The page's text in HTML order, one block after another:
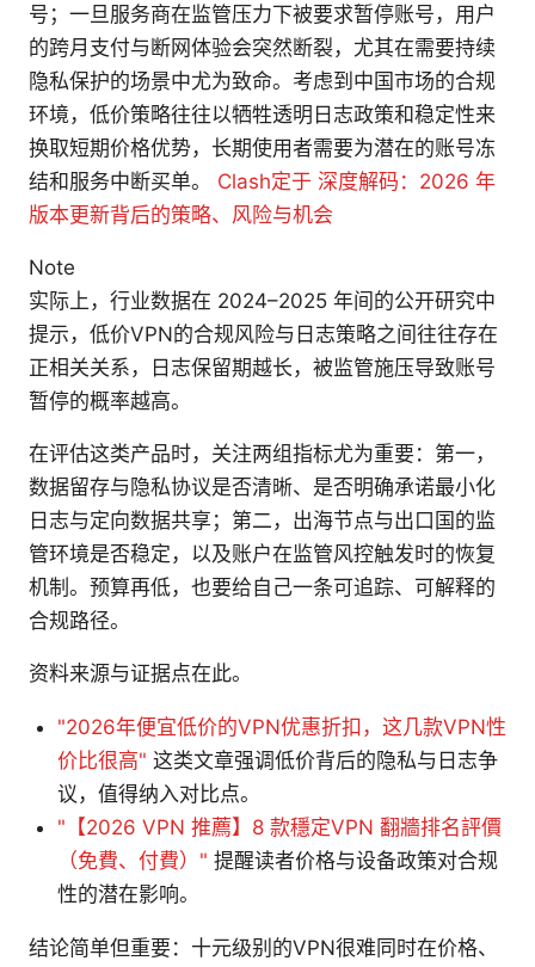
号；一旦服务商在监管压力下被要求暂停账号，用户
的跨月支付与断网体验会突然断裂，尤其在需要持续
隐私保护的场景中尤为致命。考虑到中国市场的合规
环境，低价策略往往以牺牲透明日志政策和稳定性来
换取短期价格优势，长期使用者需要为潜在的账号冻
结和服务中断买单。 Clash定于 深度解码：2026 年
版本更新背后的策略、风险与机会
Note
实际上，行业数据在 2024–2025 年间的公开研究中
提示，低价VPN的合规风险与日志策略之间往往存在
正相关关系，日志保留期越长，被监管施压导致账号
暂停的概率越高。
在评估这类产品时，关注两组指标尤为重要：第一，
数据留存与隐私协议是否清晰、是否明确承诺最小化
日志与定向数据共享；第二，出海节点与出口国的监
管环境是否稳定，以及账户在监管风控触发时的恢复
机制。预算再低，也要给自己一条可追踪、可解释的
合规路径。
资料来源与证据点在此。
"2026年便宜低价的VPN优惠折扣，这几款VPN性
价比很高" 这类文章强调低价背后的隐私与日志争
议，值得纳入对比点。
"【2026 VPN 推薦】8 款穩定VPN 翻牆排名評價
（免費、付費）" 提醒读者价格与设备政策对合规
性的潜在影响。
结论简单但重要：十元级别的VPN很难同时在价格、